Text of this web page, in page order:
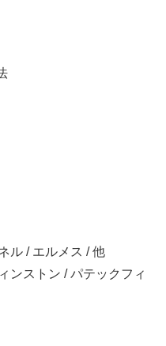
ル / エルメス / 他
ンストン / パテックフィ